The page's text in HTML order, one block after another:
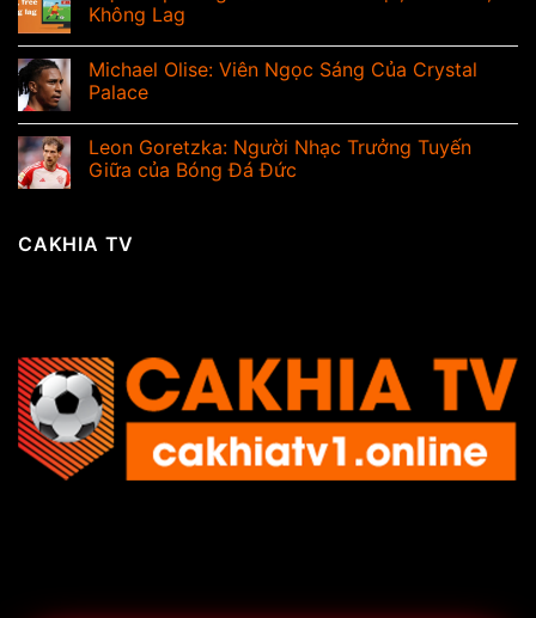
Không Lag
Michael Olise: Viên Ngọc Sáng Của Crystal
Palace
Leon Goretzka: Người Nhạc Trưởng Tuyến
Giữa của Bóng Đá Đức
CAKHIA TV